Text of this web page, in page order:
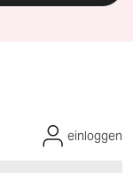
einloggen